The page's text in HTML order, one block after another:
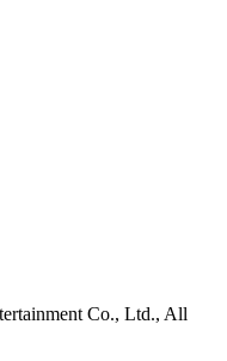
Co., Ltd., All